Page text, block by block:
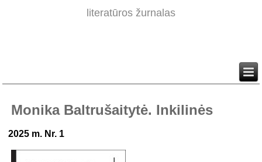
literatūros žurnalas
Monika Baltrušaitytė. Inkilinės
2025 m. Nr. 1